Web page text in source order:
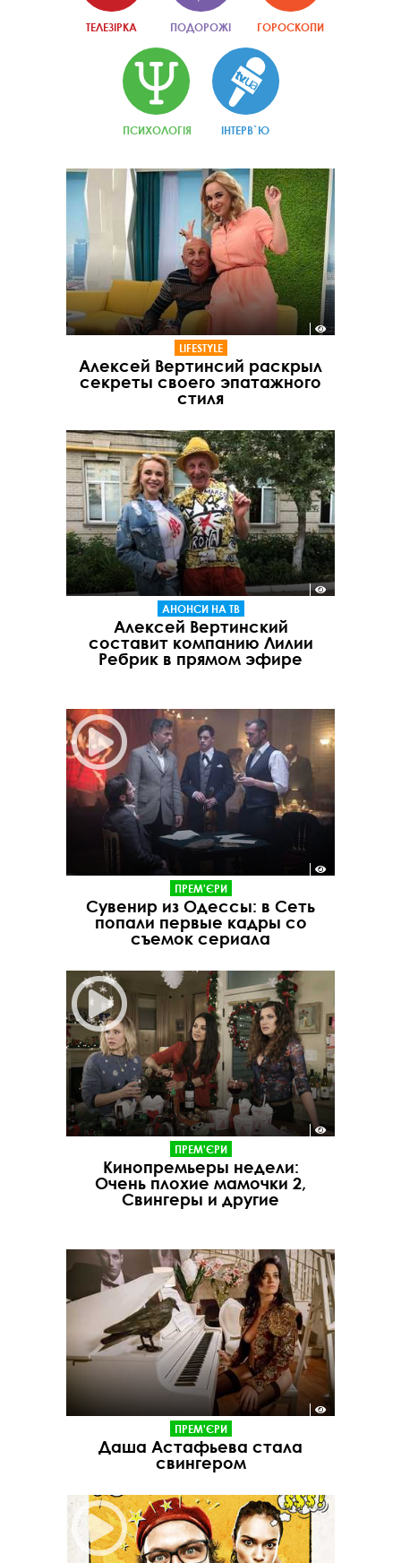
ТЕЛЕЗІРКА ПОДОРОЖІ ГОРОСКОПИ
ПСИХОЛОГІЯ ІНТЕРВ`Ю
LIFESTYLE
Алексей Вертинсий раскрыл
секреты своего эпатажного
стиля
АНОНСИ НА ТВ
Алексей Вертинский
составит компанию Лилии
Ребрик в прямом эфире
ПРЕМ'ЄРИ
Сувенир из Одессы: в Сеть
попали первые кадры со
съемок сериала
ПРЕМ'ЄРИ
Кинопремьеры недели:
Очень плохие мамочки 2,
Свингеры и другие
ПРЕМ'ЄРИ
Даша Астафьева стала
свингером